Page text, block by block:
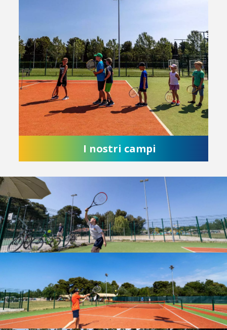
I nostri campi